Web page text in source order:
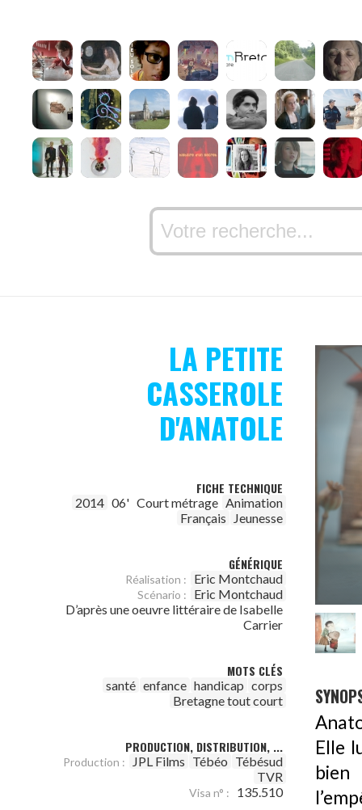
LA PETITE
CASSEROLE
D'ANATOLE
FICHE TECHNIQUE
2014 06' Court métrage Animation
Français
Jeunesse
GÉNÉRIQUE
Réalisation : Eric Montchaud
Scénario :
Eric Montchaud
D’après une oeuvre littéraire de Isabelle
Carrier
MOTS CLÉS
santé enfance handicap corps
Bretagne tout court
PRODUCTION, DISTRIBUTION, ...
Production : JPL Films Tébéo Tébésud
TVR
Visa n° : 135.510
Elle